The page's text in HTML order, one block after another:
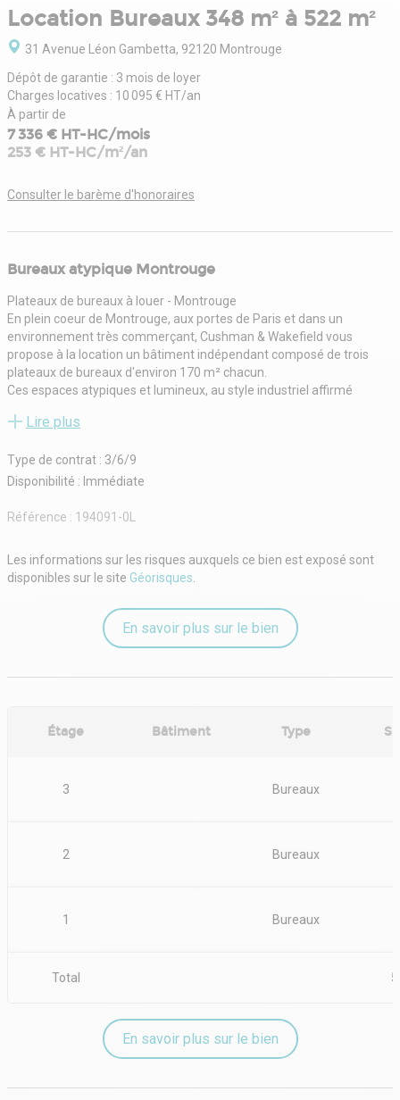
Location Bureaux 348 m² à 522 m²
31 Avenue Léon Gambetta, 92120 Montrouge
Dépôt de garantie : 3 mois de loyer
Charges locatives : 10 095 € HT/an
À partir de
7 336 € HT-HC/mois
253 € HT-HC/m²/an
Consulter le barème d'honoraires
Bureaux atypique Montrouge
Plateaux de bureaux à louer - Montrouge
En plein coeur de Montrouge, aux portes de Paris et dans un
environnement très commerçant, Cushman & Wakefield vous
propose à la location un bâtiment indépendant composé de trois
plateaux de bureaux d'environ 170 m² chacun.
Ces espaces atypiques et lumineux, au style industriel affirmé
apparentes), offrent un cadre de travail inspirant et convivial. Ils
les moments de détente ou les réunions informelles en extérieur.
Idéaux pour des sociétés créatives, agences, start-ups ou cabinets
moderne.
spécifiques de votre entreprise.
Situé à proximité immédiate de la ligne 4 du métro, station "Mairie
facilement accessible pour vos équipes et vos clients.
Cet emplacement stratégique, au sein d'un quartier dynamique et
dans un cadre à la fois fonctionnel, inspirant et ouvert sur l'extérieur.
location de votre futur espace de travail.
Lire plus
Type de contrat : 3/6/9
Disponibilité : Immédiate
Référence : 194091-0L
Les informations sur les risques auxquels ce bien est exposé sont
disponibles sur le site Géorisques.
En savoir plus sur le bien
Étage Bâtiment Type
3 Bureaux
2 Bureaux
1 Bureaux
Total
En savoir plus sur le bien